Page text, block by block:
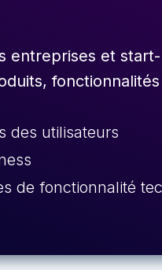
entreprises et
des utilisateurs
de fonctionnalité